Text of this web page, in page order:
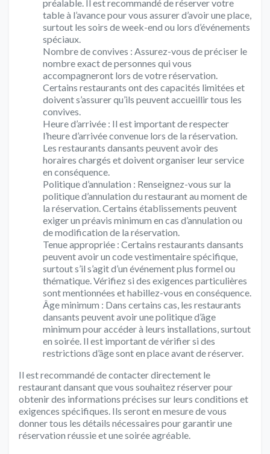
préalable. Il est recommandé de réserver votre
table à l’avance pour vous assurer d’avoir une place,
surtout les soirs de week-end ou lors d’événements
spéciaux.
Nombre de convives : Assurez-vous de préciser le
nombre exact de personnes qui vous
accompagneront lors de votre réservation.
Certains restaurants ont des capacités limitées et
doivent s’assurer qu’ils peuvent accueillir tous les
convives.
Heure d’arrivée : Il est important de respecter
l’heure d’arrivée convenue lors de la réservation.
Les restaurants dansants peuvent avoir des
horaires chargés et doivent organiser leur service
en conséquence.
Politique d’annulation : Renseignez-vous sur la
politique d’annulation du restaurant au moment de
la réservation. Certains établissements peuvent
exiger un préavis minimum en cas d’annulation ou
de modification de la réservation.
Tenue appropriée : Certains restaurants dansants
peuvent avoir un code vestimentaire spécifique,
surtout s’il s’agit d’un événement plus formel ou
thématique. Vérifiez si des exigences particulières
sont mentionnées et habillez-vous en conséquence.
Âge minimum : Dans certains cas, les restaurants
dansants peuvent avoir une politique d’âge
minimum pour accéder à leurs installations, surtout
en soirée. Il est important de vérifier si des
restrictions d’âge sont en place avant de réserver.
Il est recommandé de contacter directement le
restaurant dansant que vous souhaitez réserver pour
obtenir des informations précises sur leurs conditions et
exigences spécifiques. Ils seront en mesure de vous
donner tous les détails nécessaires pour garantir une
réservation réussie et une soirée agréable.